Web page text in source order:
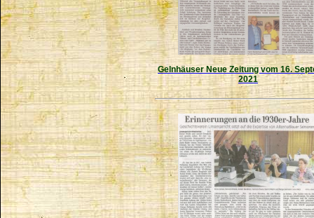
Gelnhäuser Neue Zeitung vom 16.
2021